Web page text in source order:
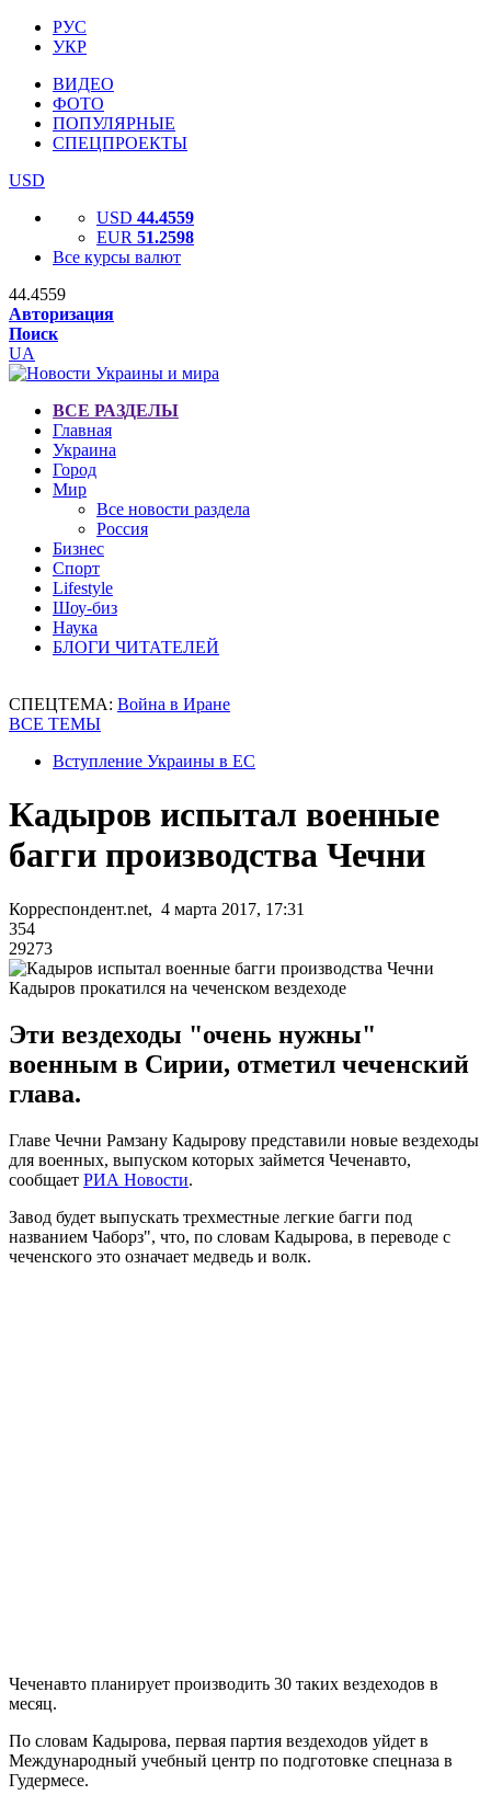
РУС
УКР
ВИДЕО
ФОТО
ПОПУЛЯРНЫЕ
СПЕЦПРОЕКТЫ
USD
USD 44.4559
EUR 51.2598
Все курсы валют
44.4559
Авторизация
Поиск
UA
ВСЕ РАЗДЕЛЫ
Главная
Украина
Город
Мир
Все новости раздела
Россия
Бизнес
Спорт
Lifestyle
Шоу-биз
Наука
БЛОГИ ЧИТАТЕЛЕЙ
СПЕЦТЕМА: Война в Иране
ВСЕ ТЕМЫ
Вступление Украины в ЕС
Кадыров испытал военные
багги производства Чечни
Корреспондент.net, 4 марта 2017, 17:31
354
29273
Кадыров прокатился на чеченском вездеходе
Эти вездеходы "очень нужны"
военным в Сирии, отметил чеченский
глава.
Главе Чечни Рамзану Кадырову представили новые вездеходы
для военных, выпуском которых займется Чеченавто,
сообщает РИА Новости.
Завод будет выпускать трехместные легкие багги под
названием Чаборз", что, по словам Кадырова, в переводе с
чеченского это означает медведь и волк.
Чеченавто планирует производить 30 таких вездеходов в
месяц.
По словам Кадырова, первая партия вездеходов уйдет в
Международный учебный центр по подготовке спецназа в
Гудермесе.